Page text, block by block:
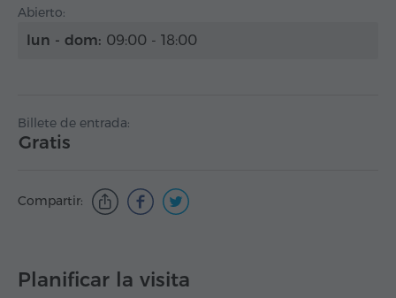
Abierto:
lun - dom: 09:00 - 18:00
Billete de entrada:
Gratis
Compartir:
Planificar la visita